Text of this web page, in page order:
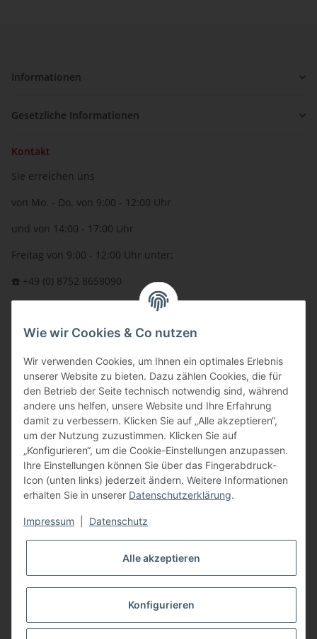
Informationen
Gesetzliche Informationen
Kontakt
Sie erreichen uns
von Mo. - Do. von 9:00 - 12:00 Uhr
und von 14:00 - 17:00 Uhr
Freitag von 9:00 - 12:00 Uhr unter:
☎️ +49 (0) 8752 8658090
oder über unserKontaktformular
BFT - Autorisierter Fachhändler
* Alle Preise inkl. gesetzlicher USt., zzgl.Versand
Wie wir Cookies & Co nutzen
Wir verwenden Cookies, um Ihnen ein optimales Erlebnis
unserer Website zu bieten. Dazu zählen Cookies, die für
den Betrieb der Seite technisch notwendig sind, während
andere uns helfen, unsere Website und Ihre Erfahrung
damit zu verbessern. Klicken Sie auf „Alle akzeptieren“,
um der Nutzung zuzustimmen. Klicken Sie auf
„Konfigurieren“, um die Cookie-Einstellungen anzupassen.
Ihre Einstellungen können Sie über das Fingerabdruck-
Icon (unten links) jederzeit ändern. Weitere Informationen
erhalten Sie in unserer Datenschutzerklärung.
Impressum Datenschutz
Alle akzeptieren
Konfigurieren